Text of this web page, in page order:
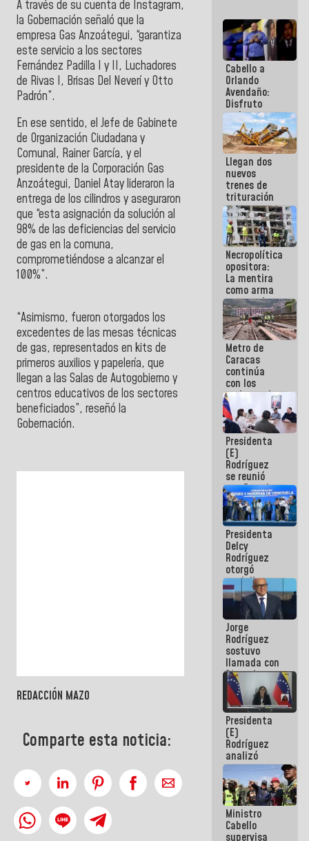
A través de su cuenta de Instagram,
la Gobernación señaló que la
empresa Gas Anzoátegui, “garantiza
este servicio a los sectores
Fernández Padilla I y II, Luchadores
de Rivas I, Brisas Del Neverí y Otto
Padrón”.
En ese sentido, el Jefe de Gabinete
de Organización Ciudadana y
Comunal, Rainer García, y el
presidente de la Corporación Gas
Anzoátegui, Daniel Atay lideraron la
entrega de los cilindros y aseguraron
que “esta asignación da solución al
98% de las deficiencias del servicio
de gas en la comuna,
comprometiéndose a alcanzar el
100%”.
“Asimismo, fueron otorgados los
excedentes de las mesas técnicas
de gas, representados en kits de
primeros auxilios y papelería, que
llegan a las Salas de Autogobierno y
centros educativos de los sectores
beneficiados”, reseñó la
Gobernación.
REDACCIÓN MAZO
Comparte esta noticia:
Cabello a
Orlando
Avendaño:
Disfruto
cada vez
que escribes
porque lo
que haces
es
embarrarla
Llegan dos
nuevos
trenes de
trituración
para
optimizar
manejo de
escombros
en La Guaira
Necropolítica
opositora:
La mentira
como arma
contra el
Pueblo
Metro de
Caracas
continúa
con los
trabajos de
mantenimiento
e inspección
en la Línea 2
Presidenta
(E)
Rodríguez
se reunió
con Estado
Mayor
Eléctrico
para
abordar
planes de
acción
Presidenta
Delcy
Rodríguez
otorgó
medalla
"Héroe de
Venezuela"
a servidores
públicos
Jorge
Rodríguez
sostuvo
llamada con
Dinorah
Figuera y
acuerdan
primer
encuentro
presencial
para el
diálogo
Presidenta
(E)
Rodríguez
analizó
junto a
gobernadores
planes de
recuperación
del Sistema
Eléctrico
Ministro
Cabello
supervisa